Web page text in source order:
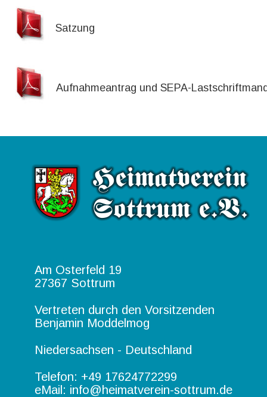
Satzung
Aufnahmeantrag und SEPA-
Am Osterfeld 19
27367 Sottrum
Vertreten durch den Vorsitzenden
Benjamin Moddelmog
Niedersachsen - Deutschland
Telefon: +49 17624772299
eMail: info@heimatverein-sottrum.de